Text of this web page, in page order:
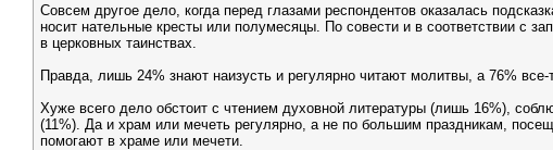
Совсем другое дело, когда перед глазами респондентов оказалась
носит нательные кресты или полумесяцы. По совести и в соответствии с
в церковных таинствах.
Правда, лишь 24% знают наизусть и регулярно читают молитвы, а 76% все-
Хуже всего дело обстоит с чтением духовной литературы (лишь 16%),
(11%). Да и храм или мечеть регулярно, а не по большим праздникам,
помогают в храме или мечети.